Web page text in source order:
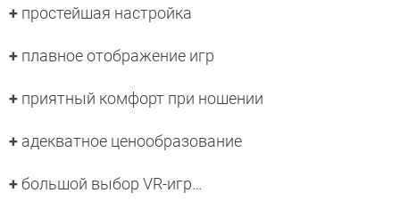
+ простейшая настройка
+ плавное отображение игр
+ приятный комфорт при ношении
+ адекватное ценообразование
+большой выбор VR-игр…